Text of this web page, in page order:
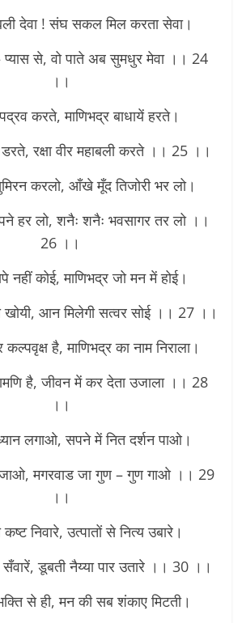
देवा ! संघ सकल मिल करता सेवा।
से, वो पाते अब सुमधुर मेवा ।। 24
।।
करते, माणिभद्र बाधायें हरते।
रक्षा वीर महाबली करते ।। 25 ।।
करलो, आँखे मूँद तिजोरी भर लो।
हर लो, शनैः शनैः भवसागर तर लो ।।
26 ।।
नहीं कोई, माणिभद्र जो मन में होई।
खोयी, आन मिलेगी सत्वर सोई ।। 27 ।।
है, माणिभद्र का नाम निराला।
है, जीवन में कर देता उजाला ।। 28
।।
लगाओ, सपने में नित दर्शन पाओ।
मगरवाड जा गुण – गुण गाओ ।। 29
।।
निवारे, उत्पातों से नित्य उबारे।
डूबती नैय्या पार उतारे ।। 30 ।।
से ही, मन की सब शंकाए मिटती।